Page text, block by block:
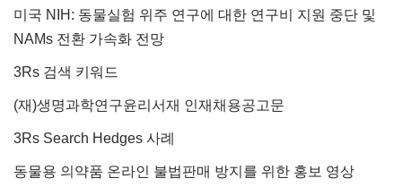
미국 NIH: 동물실험 위주 연구에 대한 연구비 지원 중단 및
NAMs 전환 가속화 전망
3Rs 검색 키워드
(재)생명과학연구윤리서재 인재채용공고문
3Rs Search Hedges 사례
동물용 의약품 온라인 불법판매 방지를 위한 홍보 영상